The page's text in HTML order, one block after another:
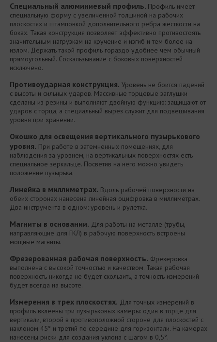
Специальный алюминиевый профиль. Профиль имеет
специальную форму с увеличенной толщиной на рабочих
плоскостях и штамповкой дополнительного ребра жесткости на
боках. Такая конструкция позволяет эффективно противостоять
значительным нагрузкам на кручение и изгиб и тем более на
излом. Держать такой профиль гораздо удобнее чем обычный
прямоугольный. Соскальзывание с боковых поверхностей
исключено.
Противоударная конструкция. Уровень не боится падений
с высоты и сильных ударов. Массивные торцевые заглушки
сделаны из резины и выполняют двойную функцию: защищают от
ударов с торца, а специальный вырез служит для подвешивания
уровня при хранении.
Окошко для освещения вертикального пузырькового
уровня. При работе в затемненных помещениях, для
наблюдения за уровнем, на вертикальных поверхностях есть
специальное зеркальце. Посветив на него можно увидеть
положение пузырька.
Линейка в миллиметрах. Вдоль рабочей поверхности на
обеих сторонах нанесена линейная оцифровка в миллиметрах.
Два инструмента в одном: уровень и рулетка.
Магниты в основании. Для работы на металле (трубы,
направляющие для ГКЛ) в рабочую поверхность встроены
мощные магниты.
Фрезерованная рабочая поверхность. Фрезеровка
выполнена с высокой точностью и качеством. Такая рабочая
поверхность никогда не будет скользить, а точность измерений
будет всегда на высоте.
Измерения в трех плоскостях. Для точных измерений в
профиль вклеены три пузырьковых камеры: один в торце для
вертикали, второй в противоположной стороне для плоскостей с
наклоном 45° и третий по середине для горизонтали. На камерах
нанесены риски для создания уклона с шагом в 0,5°.